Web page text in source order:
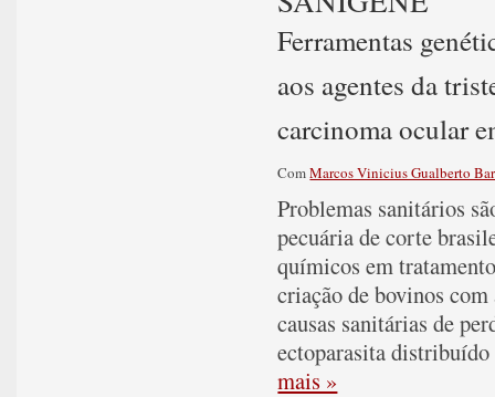
Ferramentas
aos agentes da
carcinoma ocular
ComMarcos Vinicius Gualberto
Problemas sanitários
pecuária de corte
químicos em
criação de bovinos
causas sanitárias de
ectoparasita
mais »